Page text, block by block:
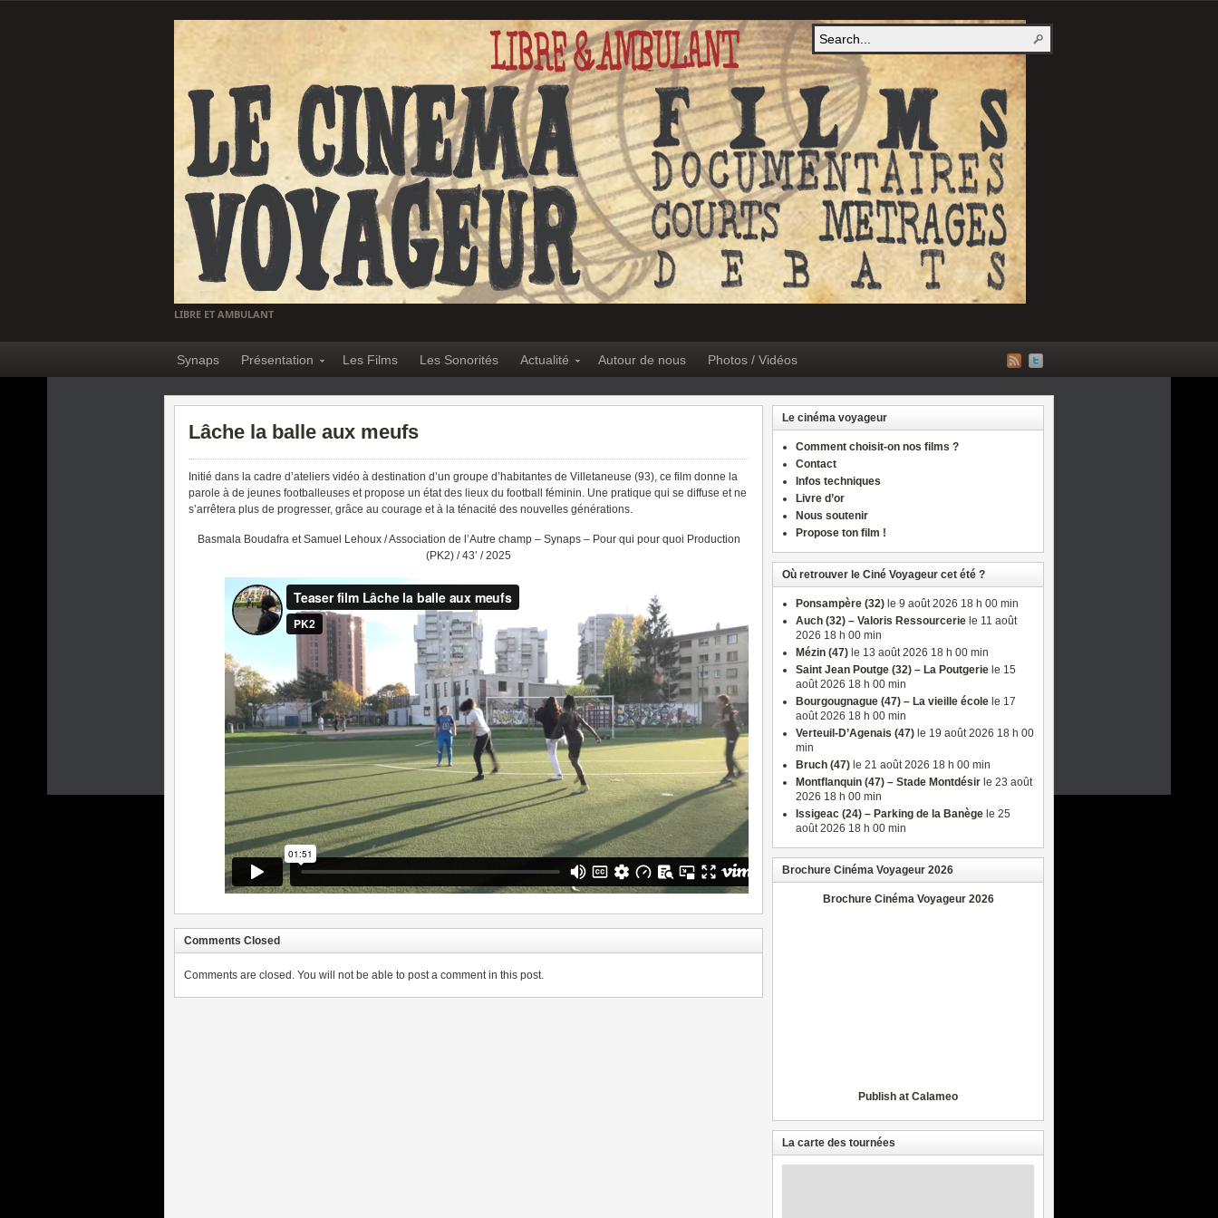
LIBRE ET AMBULANT
Synaps Présentation Les Films Les Sonorités Actualité Autour de nous Photos / Vidéos
Lâche la balle aux meufs
Initié dans la cadre d’ateliers vidéo à destination d’un groupe d’habitantes de Villetaneuse (93), ce film donne la
parole à de jeunes footballeuses et propose un état des lieux du football féminin. Une pratique qui se diffuse et ne
s’arrêtera plus de progresser, grâce au courage et à la ténacité des nouvelles générations.
Basmala Boudafra et Samuel Lehoux / Association de l’Autre champ – Synaps – Pour qui pour quoi Production
(PK2) / 43’ / 2025
Comments Closed
Comments are closed. You will not be able to post a comment in this post.
Le cinéma voyageur
Comment choisit-on nos films ?
Contact
Infos techniques
Livre d’or
Nous soutenir
Propose ton film !
Où retrouver le Ciné Voyageur cet été ?
Ponsampère (32) le 9 août 2026 18 h 00 min
Auch (32) – Valoris Ressourcerie le 11 août
2026 18 h 00 min
Mézin (47) le 13 août 2026 18 h 00 min
Saint Jean Poutge (32) – La Poutgerie le 15
août 2026 18 h 00 min
Bourgougnague (47) – La vieille école le 17
août 2026 18 h 00 min
Verteuil-D’Agenais (47) le 19 août 2026 18 h 00
min
Bruch (47) le 21 août 2026 18 h 00 min
Montflanquin (47) – Stade Montdésir le 23 août
2026 18 h 00 min
Issigeac (24) – Parking de la Banège le 25
août 2026 18 h 00 min
Brochure Cinéma Voyageur 2026
Brochure Cinéma Voyageur 2026
Publish at Calameo
La carte des tournées